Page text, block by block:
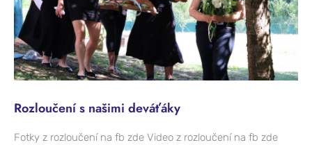
Rozloučení s našimi deváťáky
Fotky z rozloučení na fb zde Video z rozloučení na fb zde